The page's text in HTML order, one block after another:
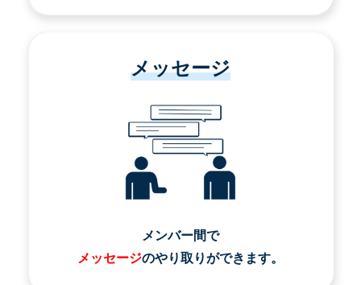
メッセージ
メンバー間で
メッセージのやり取りができます。